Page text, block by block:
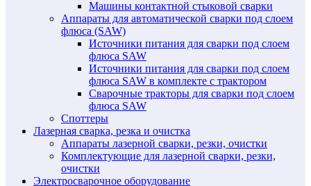
Машины контактной стыковой сварки
Аппараты для автоматической сварки под слоем
флюса (SAW)
Источники питания для сварки под слоем
флюса SAW
Источники питания для сварки под слоем
флюса SAW в комплекте с трактором
Сварочные тракторы для сварки под слоем
флюса SAW
Споттеры
Лазерная сварка, резка и очистка
Аппараты лазерной сварки, резки, очистки
Комплектующие для лазерной сварки, резки,
очистки
Электросварочное оборудование